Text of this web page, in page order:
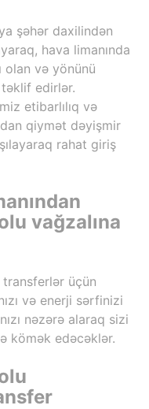
şəhər daxilindən
hava limanında
olan və yönünü
edirlər.
etibarlılıq və
qiymət dəyişmir
rahat giriş
vağzalına
transferlər üçün
və enerji sərfinizi
nəzərə alaraq sizi
kömək edəcəklər.